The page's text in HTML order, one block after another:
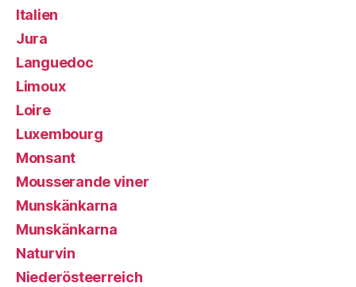
Italien
Jura
Languedoc
Limoux
Loire
Luxembourg
Monsant
Mousserande viner
Munskänkarna
Munskänkarna
Naturvin
Niederösteerreich